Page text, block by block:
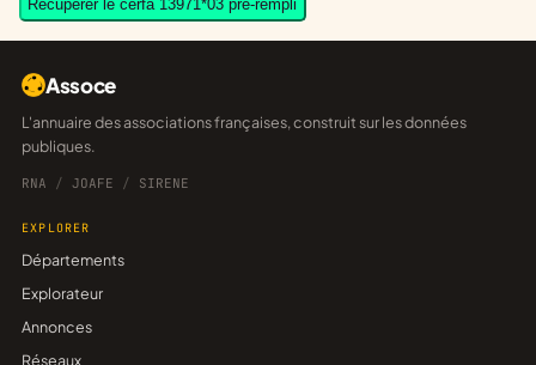
Récupérer le cerfa 13971*03 pré-rempli
Assoce
L'annuaire des associations françaises, construit sur les données
publiques.
RNA / JOAFE / SIRENE
EXPLORER
Départements
Explorateur
Annonces
Réseaux